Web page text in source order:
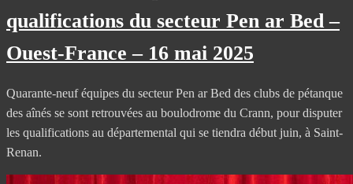
qualifications du secteur Pen ar Bed –
Ouest-France – 16 mai 2025
Quarante-neuf équipes du secteur Pen ar Bed des clubs de pétanque
des aînés se sont retrouvées au boulodrome du Crann, pour disputer
les qualifications au départemental qui se tiendra début juin, à Saint-
Renan.